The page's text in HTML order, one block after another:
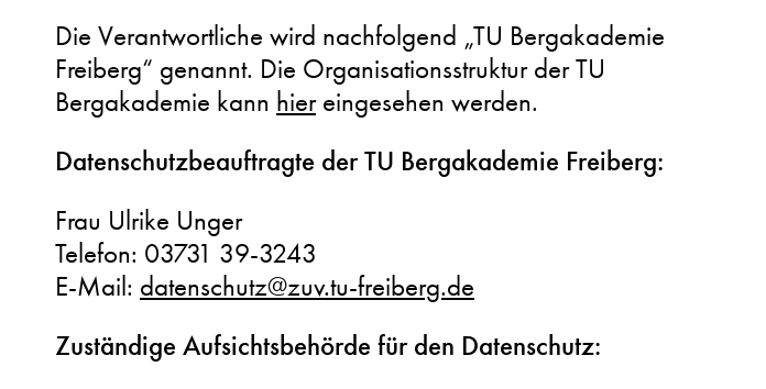
Die Verantwortliche wird nachfolgend „TU Bergakademie
Freiberg“ genannt. Die Organisationsstruktur der TU
Bergakademie kann hiereingesehen werden.
Datenschutzbeauftragte der TU Bergakademie Freiberg:
Frau Ulrike Unger
Telefon: 03731 39-3243
E-Mail: datenschutz@zuv.tu-freiberg.de
Zuständige Aufsichtsbehörde für den Datenschutz: